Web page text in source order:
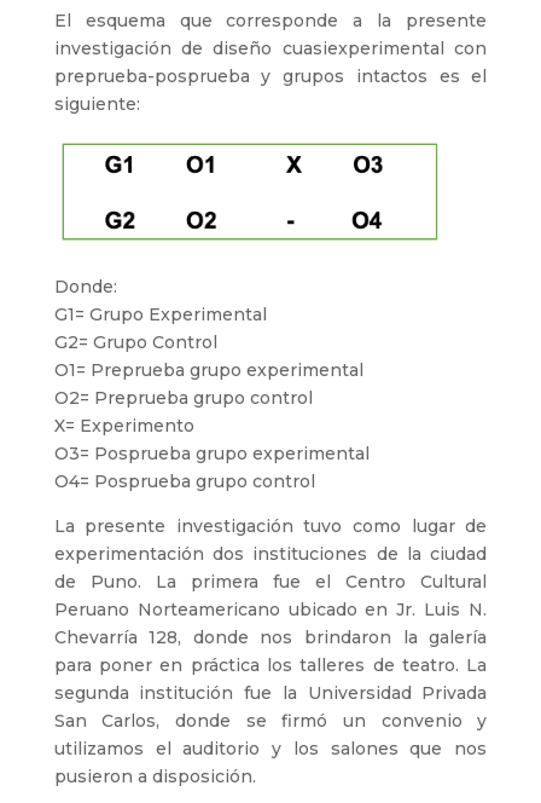
El esquema que corresponde a la presente
investigación de diseño cuasiexperimental con
preprueba-posprueba y grupos intactos es el
siguiente:
Donde:
G1= Grupo Experimental
G2= Grupo Control
O1= Preprueba grupo experimental
O2= Preprueba grupo control
X= Experimento
O3= Posprueba grupo experimental
O4= Posprueba grupo control
La presente investigación tuvo como lugar de
experimentación dos instituciones de la ciudad
de Puno. La primera fue el Centro Cultural
Peruano Norteamericano ubicado en Jr. Luis N.
Chevarría 128, donde nos brindaron la galería
para poner en práctica los talleres de teatro. La
segunda institución fue la Universidad Privada
San Carlos, donde se firmó un convenio y
utilizamos el auditorio y los salones que nos
pusieron a disposición.